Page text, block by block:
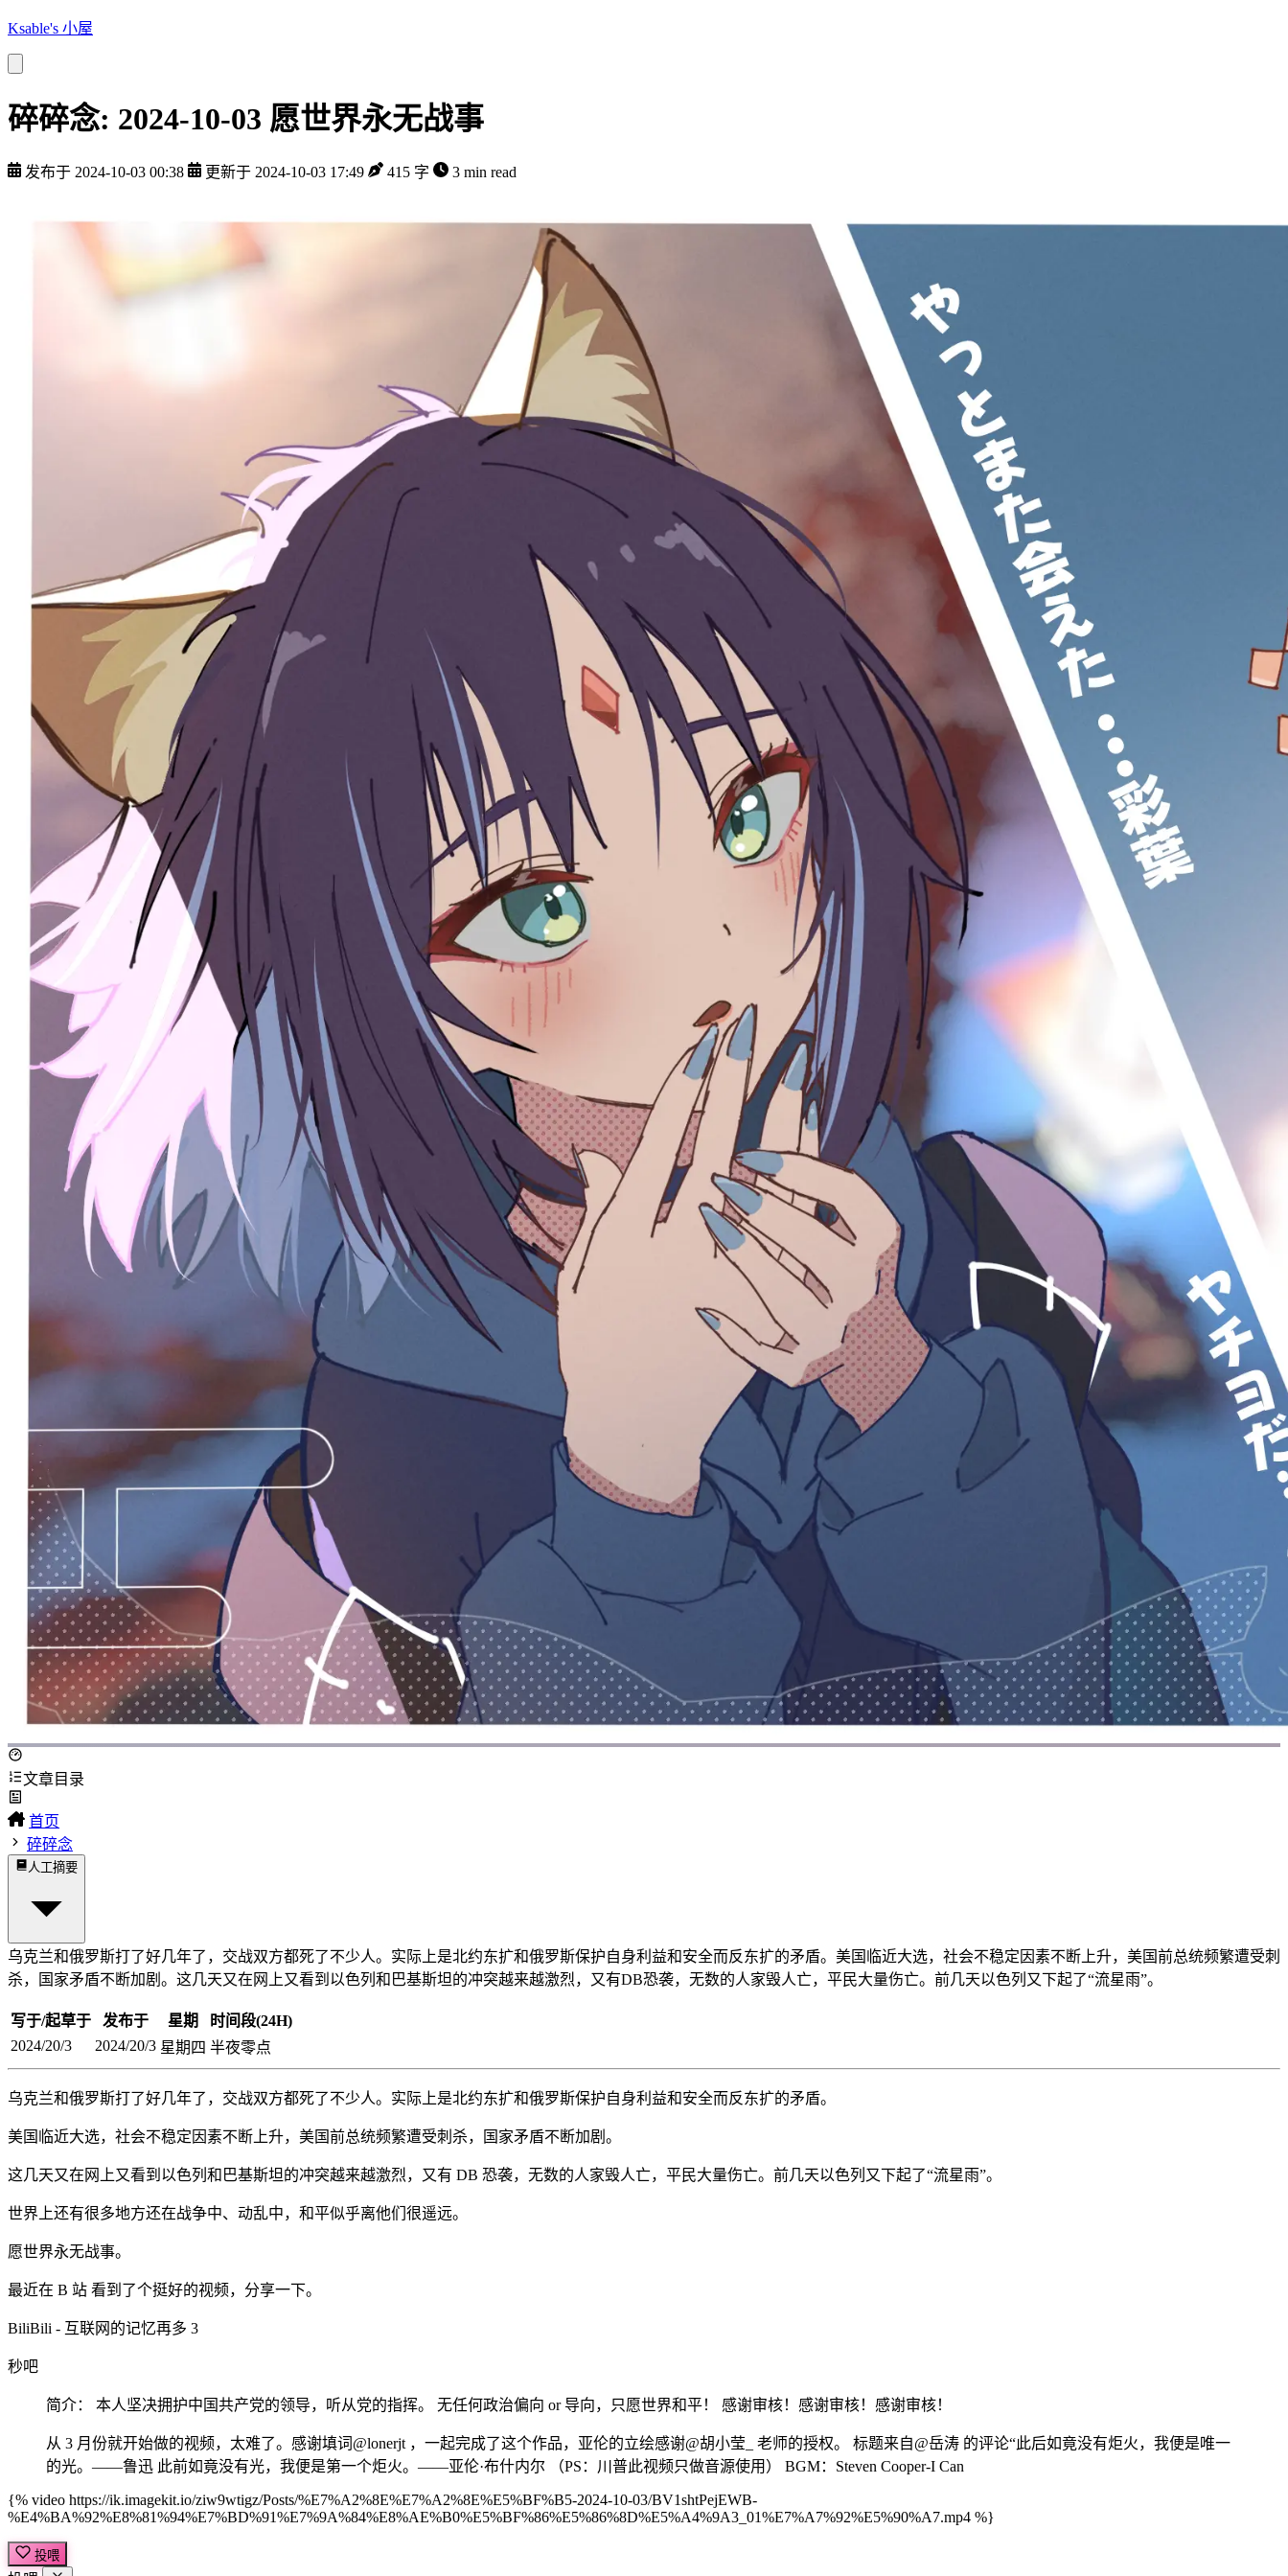
Ksable's 小屋
碎碎念: 2024-10-03 愿世界永无战事
发布于 2024-10-03 00:38 更新于 2024-10-03 17:49 415 字 3 min read
文章目录
首页
碎碎念
人工摘要
乌克兰和俄罗斯打了好几年了，交战双方都死了不少人。实际上是北约东扩和俄罗斯保护自身利益和安全而反东扩的矛盾。美国临近大选，社会不稳定因素不断上升，美国前总统频繁遭受刺
杀，国家矛盾不断加剧。这几天又在网上又看到以色列和巴基斯坦的冲突越来越激烈，又有DB恐袭，无数的人家毁人亡，平民大量伤亡。前几天以色列又下起了“流星雨”。
写于/起草于 发布于 星期
时间段(24H)
2024/20/3
2024/20/3 星期四 半夜零点
乌克兰和俄罗斯打了好几年了，交战双方都死了不少人。实际上是北约东扩和俄罗斯保护自身利益和安全而反东扩的矛盾。
美国临近大选，社会不稳定因素不断上升，美国前总统频繁遭受刺杀，国家矛盾不断加剧。
这几天又在网上又看到以色列和巴基斯坦的冲突越来越激烈，又有 DB 恐袭，无数的人家毁人亡，平民大量伤亡。前几天以色列又下起了“流星雨”。
世界上还有很多地方还在战争中、动乱中，和平似乎离他们很遥远。
愿世界永无战事。
最近在 B 站 看到了个挺好的视频，分享一下。
BiliBili - 互联网的记忆再多 3
秒吧
简介： 本人坚决拥护中国共产党的领导，听从党的指挥。 无任何政治偏向 or 导向，只愿世界和平！ 感谢审核！感谢审核！感谢审核！
从 3 月份就开始做的视频，太难了。感谢填词@lonerjt ，一起完成了这个作品，亚伦的立绘感谢@胡小莹_ 老师的授权。 标题来自@岳涛 的评论“此后如竟没有炬火，我便是唯一
的光。——鲁迅 此前如竟没有光，我便是第一个炬火。——亚伦·布什内尔 （PS：川普此视频只做音源使用） BGM：Steven Cooper-I Can
{% video https://ik.imagekit.io/ziw9wtigz/Posts/%E7%A2%8E%E7%A2%8E%E5%BF%B5-2024-10-03/BV1shtPejEWB-
%E4%BA%92%E8%81%94%E7%BD%91%E7%9A%84%E8%AE%B0%E5%BF%86%E5%86%8D%E5%A4%9A3_01%E7%A7%92%E5%90%A7.mp4 %}
投喂